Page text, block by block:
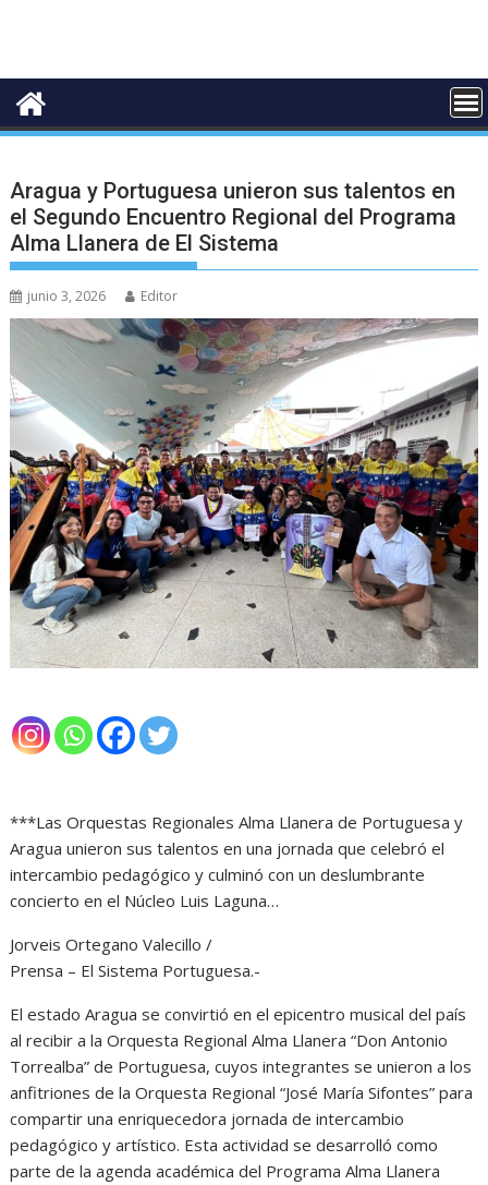
Aragua y Portuguesa unieron sus talentos en
el Segundo Encuentro Regional del Programa
Alma Llanera de El Sistema
junio 3, 2026 Editor
***Las Orquestas Regionales Alma Llanera de Portuguesa y
Aragua unieron sus talentos en una jornada que celebró el
intercambio pedagógico y culminó con un deslumbrante
concierto en el Núcleo Luis Laguna…
Jorveis Ortegano Valecillo /
Prensa – El Sistema Portuguesa.-
El estado Aragua se convirtió en el epicentro musical del país
al recibir a la Orquesta Regional Alma Llanera “Don Antonio
Torrealba” de Portuguesa, cuyos integrantes se unieron a los
anfitriones de la Orquesta Regional “José María Sifontes” para
compartir una enriquecedora jornada de intercambio
pedagógico y artístico. Esta actividad se desarrolló como
parte de la agenda académica del Programa Alma Llanera